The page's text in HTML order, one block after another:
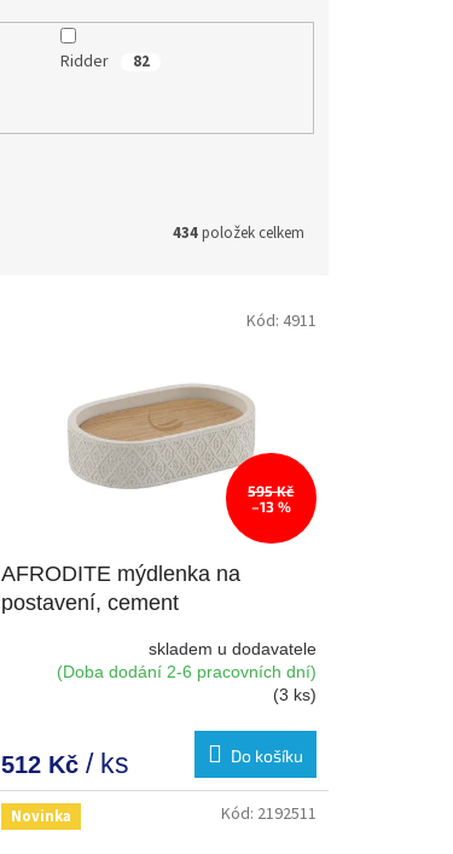
Ridder 82
434položek celkem
595 Kč
–13 %
AFRODITE mýdlenka na
postavení, cement
skladem u dodavatele
(Doba dodání 2-6 pracovních dní)
(3 ks)
512 Kč / ks Do košíku
Kód: 4911
Novinka Kód: 2192511